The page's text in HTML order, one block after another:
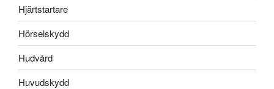
Hjärtstartare
Hörselskydd
Hudvård
Huvudskydd